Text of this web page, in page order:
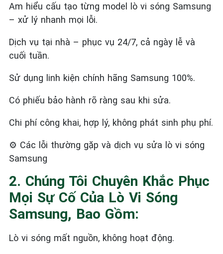
Am hiểu cấu tạo từng model lò vi sóng Samsung
– xử lý nhanh mọi lỗi.
Dịch vụ tại nhà – phục vụ 24/7, cả ngày lễ và
cuối tuần.
Sử dụng linh kiện chính hãng Samsung 100%.
Có phiếu bảo hành rõ ràng sau khi sửa.
Chi phí công khai, hợp lý, không phát sinh phụ phí.
⚙️ Các lỗi thường gặp và dịch vụ sửa lò vi sóng
Samsung
2. Chúng Tôi Chuyên Khắc Phục
Mọi Sự Cố Của Lò Vi Sóng
Samsung, Bao Gồm:
Lò vi sóng mất nguồn, không hoạt động.